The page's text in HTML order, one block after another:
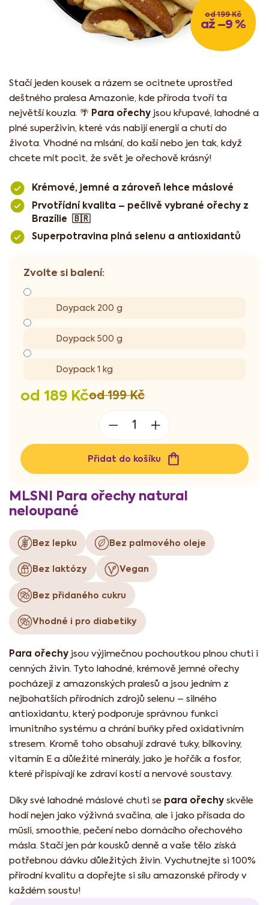
od 199 Kč
až –9 %
od 199 Kč
od 189 Kč
Doypack 200 g
Doypack 500 g
Doypack 1 kg
Přidat do košíku
Stačí jeden kousek a rázem se ocitnete uprostřed
deštného pralesa Amazonie, kde příroda tvoří ta
největší kouzla. 🌴 Para ořechy jsou křupavé, lahodné a
plné superživin, které vás nabijí energií a chutí do
života. Vhodné na mlsání, do kaší nebo jen tak, když
chcete mít pocit, že svět je ořechově krásný!
Krémové, jemné a zároveň lehce máslové
Prvotřídní kvalita – pečlivě vybrané ořechy z
Brazílie 🇧🇷
Superpotravina plná selenu a antioxidantů
MLSNI Para ořechy natural
neloupané
Bez lepku Bez palmového oleje
Bez laktózy Vegan
Bez přidaného cukru
Vhodné i pro diabetiky
Para ořechy jsou výjimečnou pochoutkou plnou chuti i
cenných živin. Tyto lahodné, krémově jemné ořechy
pocházejí z amazonských pralesů a jsou jedním z
nejbohatších přírodních zdrojů selenu – silného
antioxidantu, který podporuje správnou funkci
imunitního systému a chrání buňky před oxidativním
stresem. Kromě toho obsahují zdravé tuky, bílkoviny,
vitamín E a důležité minerály, jako je hořčík a fosfor,
které přispívají ke zdraví kostí a nervové soustavy.
Díky své lahodné máslové chuti se para ořechy skvěle
hodí nejen jako výživná svačina, ale i jako přísada do
müsli, smoothie, pečení nebo domácího ořechového
másla. Stačí jen pár kousků denně a vaše tělo získá
potřebnou dávku důležitých živin. Vychutnejte si 100%
přírodní kvalitu a dopřejte si sílu amazonské přírody v
každém soustu!